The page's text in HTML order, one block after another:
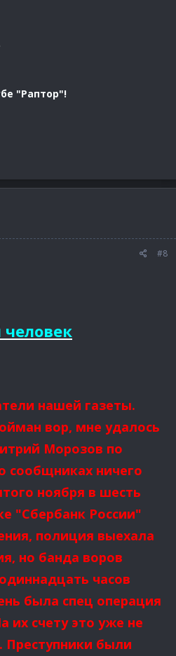
"Раптор"!
#8
нашей газеты.
вор, мне удалось
Морозов по
сообщниках ничего
ноября в шесть
"Сбербанк России"
полиция выехала
но банда воров
часов
была спец операция
их счету это уже не
Преступники были